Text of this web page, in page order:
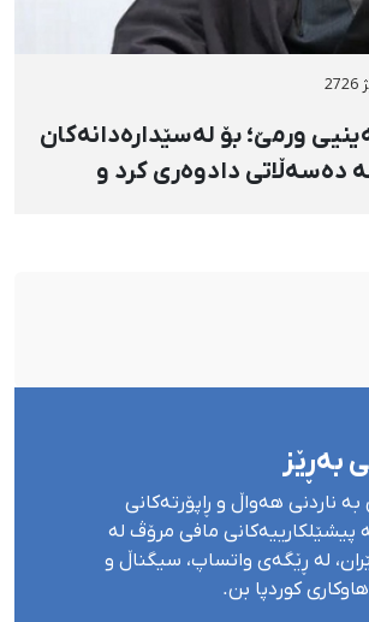
ورمێ؛ بۆ لەسێدارەدانەکان
دادوەری کرد و
بەڕێز
بە ناردنی هەواڵ و ڕاپۆرتەکانی
پیشێلکارییەکانی مافی مرۆڤ لە
لە ڕێگەی واتساپ، سیگناڵ و
کوردپا بن.